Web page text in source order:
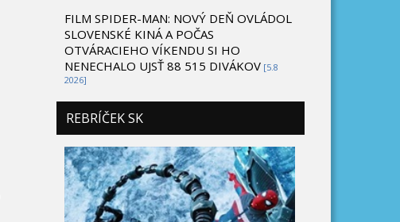
FILM SPIDER-MAN: NOVÝ DEŇ OVLÁDOL
SLOVENSKÉ KINÁ A POČAS
OTVÁRACIEHO VÍKENDU SI HO
NENECHALO UJSŤ 88 515 DIVÁKOV [5.8
2026]
REBRÍČEK SK